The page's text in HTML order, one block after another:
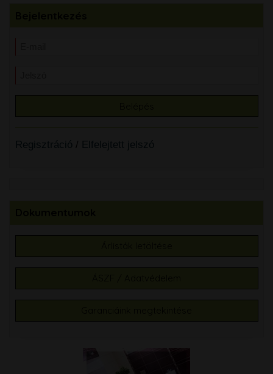
Regisztráció / Elfelejtett jelszó